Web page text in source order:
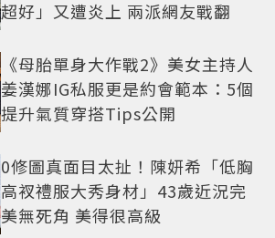
超好」又遭炎上 兩派網友戰翻
《母胎單身大作戰2》美女主持人
姜漢娜IG私服更是約會範本：5個
提升氣質穿搭Tips公開
0修圖真面目太扯！陳妍希「低胸
高衩禮服大秀身材」43歲近況完
美無死角 美得很高級